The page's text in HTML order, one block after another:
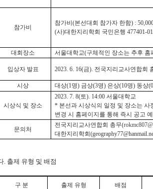
참가비
참가비(본선대회 참가자 한함) :
(사)대한지리학회 국민은행 477401-
대회장소 서울대학교(구체적인 장소는 추후 홈
입상자 발표 2023. 6. 16(금). 전국지리교사연합회
시상 대상(1 명) 금상(3명) 은상(10명) 동상
시상식 및 장소
2023. 7. 8(토). 14:00 서울대학교
* 본선과 시상식의 일정 및 장소는
변경 시 홈페이지를 통해 즉시 공고
문의처
전국지리교사연합회 총무(
대한지리학회
출제 유형 및 배점
구 분 출제 유형 배점